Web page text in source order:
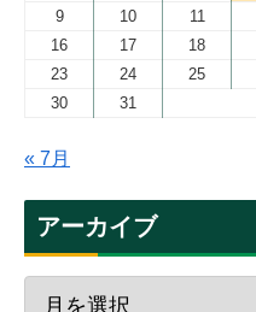
9
10 11
16
17 18
23
24 25
30
31
« 7月
アーカイブ